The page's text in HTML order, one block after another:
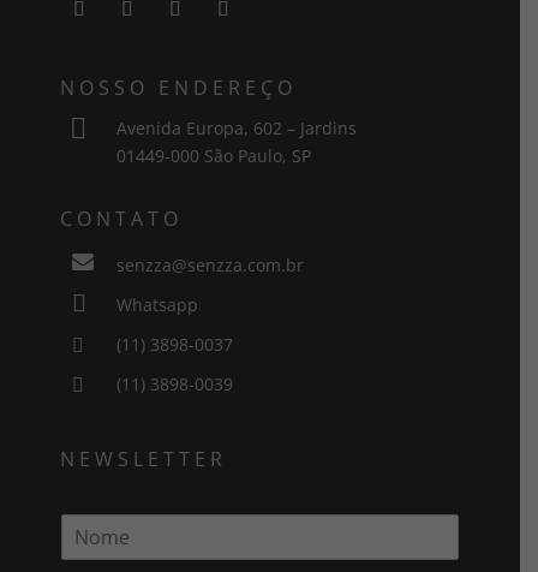
NOSSO ENDEREÇO

Avenida Europa, 602 – Jardins
01449-000 São Paulo, SP
CONTATO
 senzza@senzza.com.br
 Whatsapp
 (11) 3898-0037
 (11) 3898-0039
NEWSLETTER